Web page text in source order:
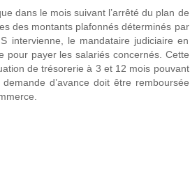
dans le mois suivant l’arrêté du plan de
des montants plafonnés déterminés par
intervienne, le mandataire judiciaire en
pour payer les salariés concernés. Cette
de trésorerie à 3 et 12 mois pouvant
d’avance doit être remboursée